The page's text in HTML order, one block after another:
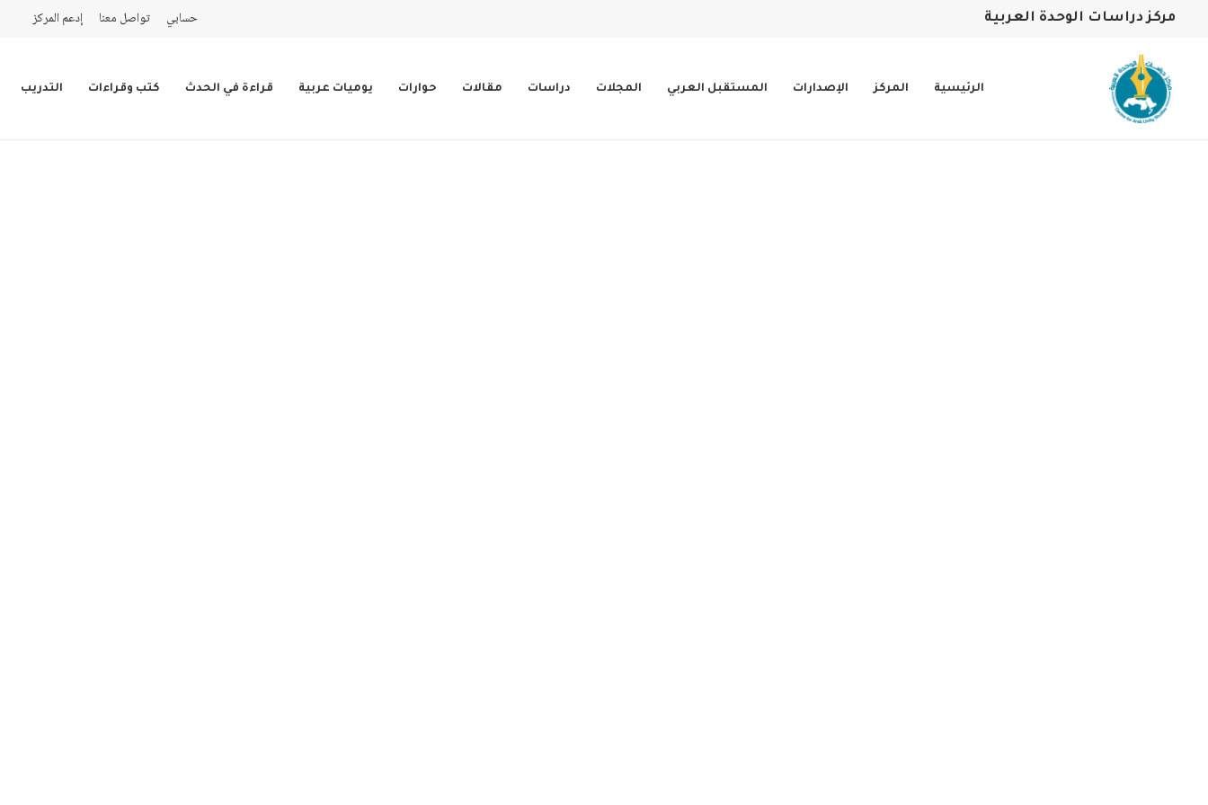
مركز دراسات الوحدة العربية حسابي تواصل معنا إدعم المركز
الرئيسية المركز الإصدارات المستقبل العربي المجلات دراسات مقالات حوارات يوميات عربية قراءة في الحدث كتب وقراءات التدريب